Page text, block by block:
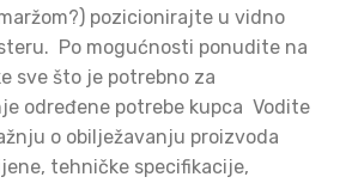
pozicionirajte u vidno
Po mogućnosti ponudite na
sve što je potrebno za
određene potrebe kupca Vodite
o obilježavanju proizvoda
tehničke specifikacije,